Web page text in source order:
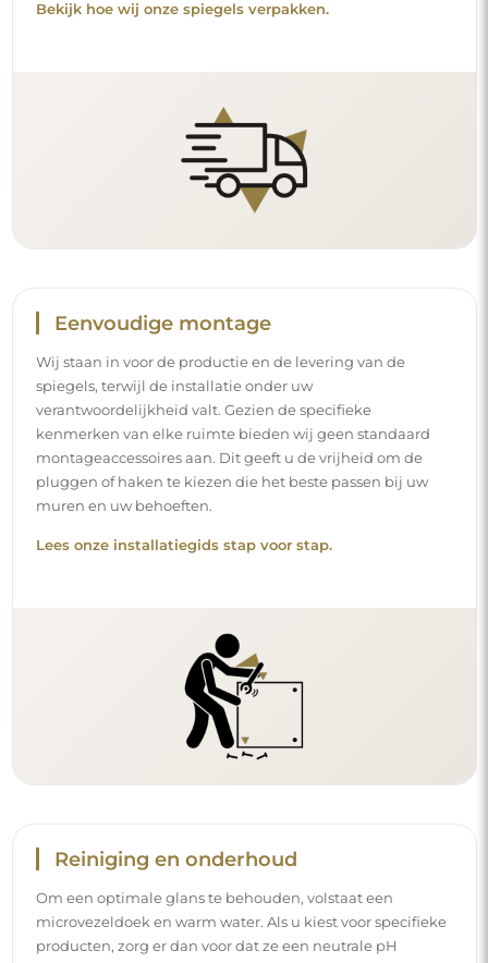
Bekijk hoe wij onze spiegels verpakken.
Eenvoudige montage
Wij staan in voor de productie en de levering van de
spiegels, terwijl de installatie onder uw
verantwoordelijkheid valt. Gezien de specifieke
kenmerken van elke ruimte bieden wij geen standaard
montageaccessoires aan. Dit geeft u de vrijheid om de
pluggen of haken te kiezen die het beste passen bij uw
muren en uw behoeften.
Lees onze installatiegids stap voor stap.
Reiniging en onderhoud
Om een optimale glans te behouden, volstaat een
microvezeldoek en warm water. Als u kiest voor specifieke
producten, zorg er dan voor dat ze een neutrale pH